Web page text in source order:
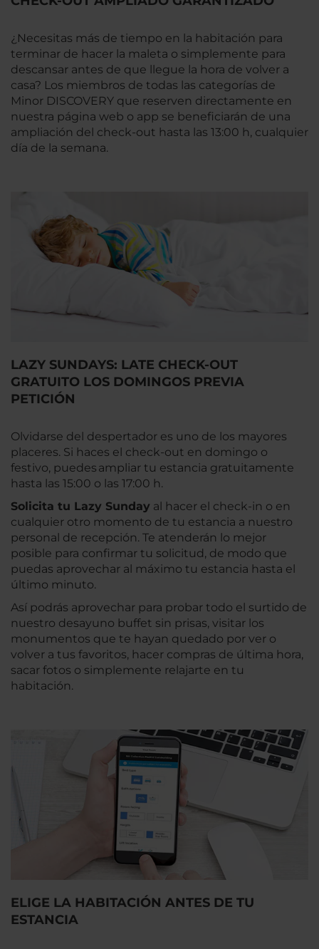
¿Necesitas más de tiempo en la habitación para
terminar de hacer la maleta o simplemente para
descansar antes de que llegue la hora de volver a
casa? Los miembros de todas las categorías de
Minor DISCOVERY que reserven directamente en
nuestra página web o app se beneficiarán de una
ampliación del check-out hasta las 13:00 h, cualquier
día de la semana.
LAZY SUNDAYS: LATE CHECK-OUT
GRATUITO LOS DOMINGOS PREVIA
PETICIÓN
Olvidarse del despertador es uno de los mayores
placeres. Si haces el check-out en domingo o
festivo, puedes ampliar tu estancia gratuitamente
hasta las 15:00 o las 17:00 h.
Solicita tu Lazy Sunday al hacer el check-in o en
cualquier otro momento de tu estancia a nuestro
personal de recepción. Te atenderán lo mejor
posible para confirmar tu solicitud, de modo que
puedas aprovechar al máximo tu estancia hasta el
último minuto.
Así podrás aprovechar para probar todo el surtido de
nuestro desayuno buffet sin prisas, visitar los
monumentos que te hayan quedado por ver o
volver a tus favoritos, hacer compras de última hora,
sacar fotos o simplemente relajarte en tu
habitación.
ELIGE LA HABITACIÓN ANTES DE TU
ESTANCIA